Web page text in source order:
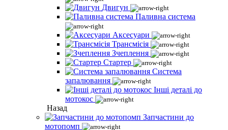
Двигун
Паливна система
Аксесуари
Трансмісія
Зчеплення
Стартер
Система
запалювання
Інші деталі до
мотокос
Назад
Запчастини до
мотопомп